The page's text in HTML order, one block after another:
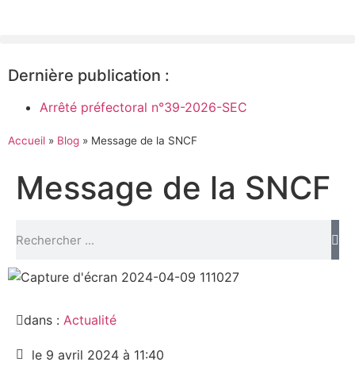
Dernière publication :
Arrêté préfectoral n°39-2026-SEC
Accueil » Blog » Message de la SNCF
Message de la SNCF
dans : Actualité
le 9 avril 2024 à 11:40